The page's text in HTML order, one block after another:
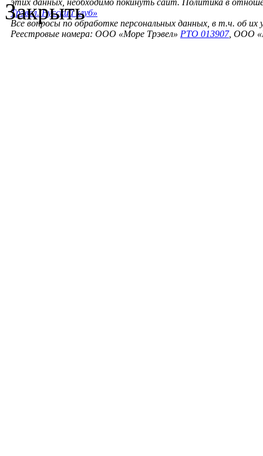
Трэвел. Русский клуб»
Все вопросы по обработке персональных данных, в т.ч. об их
Реестровые номера: ООО «Море Трэвел» РТО 013907, ООО
Закрыть